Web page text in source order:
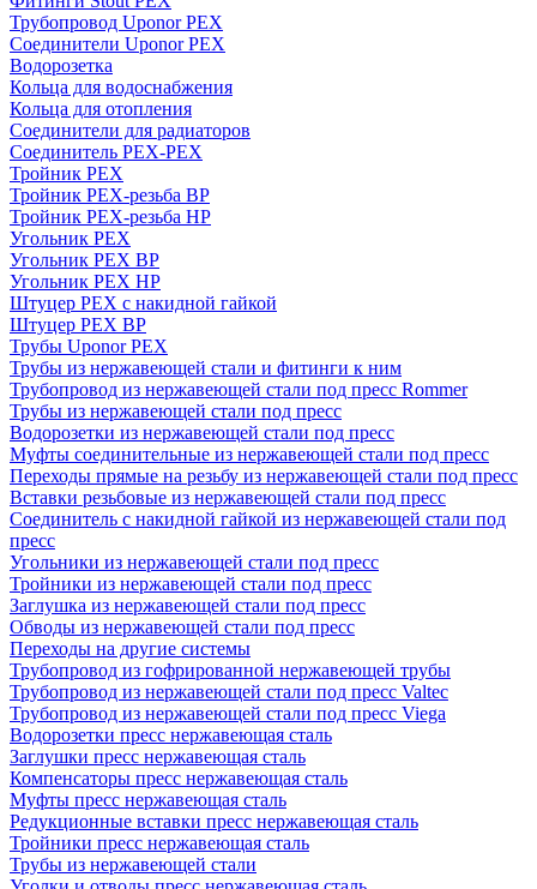
Трубопровод Uponor PEX
Соединители Uponor PEX
Водорозетка
Кольца для водоснабжения
Кольца для отопления
Соединители для радиаторов
Соединитель PEX-PEX
Тройник PEX
Тройник PEX-резьба ВР
Тройник PEX-резьба НР
Угольник PEX
Угольник PEX ВР
Угольник PEX НР
Штуцер PEX c накидной гайкой
Штуцер PEX ВР
Трубы Uponor PEX
Трубы из нержавеющей стали и фитинги к ним
Трубопровод из нержавеющей стали под пресс Rommer
Трубы из нержавеющей стали под пресс
Водорозетки из нержавеющей стали под пресс
Муфты соединительные из нержавеющей стали под пресс
Переходы прямые на резьбу из нержавеющей стали под пресс
Вставки резьбовые из нержавеющей стали под пресс
Соединитель с накидной гайкой из нержавеющей стали под
пресс
Угольники из нержавеющей стали под пресс
Тройники из нержавеющей стали под пресс
Заглушка из нержавеющей стали под пресс
Обводы из нержавеющей стали под пресс
Переходы на другие системы
Трубопровод из гофрированной нержавеющей трубы
Трубопровод из нержавеющей стали под пресс Valtec
Трубопровод из нержавеющей стали под пресс Viega
Водорозетки пресс нержавеющая сталь
Заглушки пресс нержавеющая сталь
Компенсаторы пресс нержавеющая сталь
Муфты пресс нержавеющая сталь
Редукционные вставки пресс нержавеющая сталь
Тройники пресс нержавеющая сталь
Трубы из нержавеющей стали